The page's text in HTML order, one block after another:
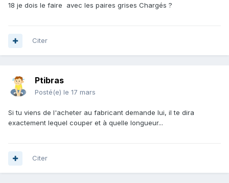
18 je dois le faire avec les paires grises Chargés ?
Citer
Ptibras
Posté(e) le 17 mars
Si tu viens de l'acheter au fabricant demande lui, il te dira
exactement lequel couper et à quelle longueur...
Citer